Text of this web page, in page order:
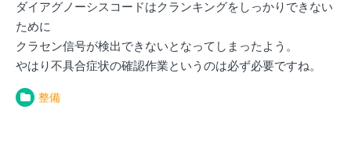
ダイアグノーシスコードはクランキングをしっかりできない
ために
クラセン信号が検出できないとなってしまったよう。
やはり不具合症状の確認作業というのは必ず必要ですね。
整備